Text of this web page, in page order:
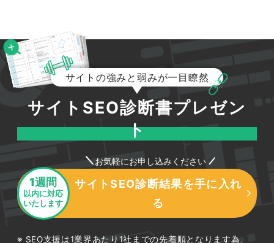
サイトの強みと弱みが一目瞭然
サイトSEO診断書プレゼン
ト
お気軽にお申し込みください
1週間
以内に対応
いたします
サイトSEO診断結果を手に入れ
る
SEO支援は1業界あたり1社までの先着順となります為、
047-114-3111
無料相談・
サイトSEO診断